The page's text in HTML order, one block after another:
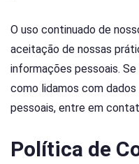
O uso continuado de
aceitação de nossas
informações pessoais.
como lidamos com
pessoais, entre em
Política de